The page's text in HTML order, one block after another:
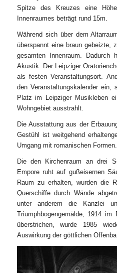
Spitze des Kreuzes eine
Innenraumes beträgt rund 15m.
Während sich über dem
überspannt eine braun gebeizte,
gesamten Innenraum.
Akustik. Der Leipziger
als festen Veranstaltungsort.
den Veranstaltungskalender
Platz im Leipziger Musikleben
Wohngebiet ausstrahlt.
Die Ausstattung aus der
Gestühl ist weitgehend
Umgang mit romanischen Formen.
Die den Kirchenraum an drei
Empore ruht auf gußeisernen
Raum zu erhalten, wurden die
Querschiffe durch Wände
unter anderem die Kanzlei
Triumphbogengemälde, 1914 im
überstrichen, wurde 1985
Auswirkung der göttlichen